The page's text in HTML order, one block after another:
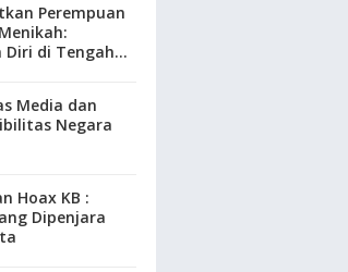
Perempuan
Diri di Tengah
Media dan
Negara
Hoax KB :
Dipenjara